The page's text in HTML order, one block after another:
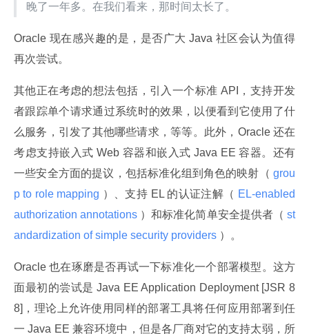
晚了一年多。在我们看来，那时间太长了。
Oracle 现在感兴趣的是，是否广大 Java 社区会认为值得
再次尝试。
其他正在考虑的想法包括，引入一个标准 API，支持开发
者跟踪单个请求通过系统时的效果，以便看到它使用了什
么服务，引发了其他哪些请求，等等。此外，Oracle 还在
考虑支持嵌入式 Web 容器和嵌入式 Java EE 容器。还有
一些安全方面的提议，包括标准化组到角色的映射（ grou
p to role mapping ）、支持 EL 的认证注解（ EL-enabled
authorization annotations ）和标准化简单安全提供者（ st
andardization of simple security providers ）。
Oracle 也在琢磨是否再试一下标准化一个部署模型。这方
面最初的尝试是 Java EE Application Deployment [JSR 8
8]，理论上允许使用同样的部署工具将任何应用部署到任
一 Java EE 兼容环境中，但是各厂商对它的支持太弱，所